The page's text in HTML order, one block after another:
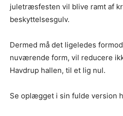
juletræsfesten vil blive ramt af
beskyttelsesgulv.
Dermed må det ligeledes
nuværende form, vil reducere
Havdrup hallen, til et lig nul.
Se oplægget i sin fulde version